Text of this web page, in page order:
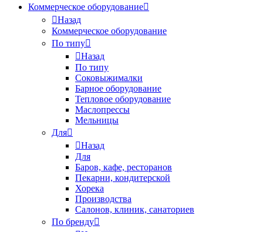
Коммерческое оборудование
Назад
Коммерческое оборудование
По типу
Назад
По типу
Соковыжималки
Барное оборудование
Тепловое оборудование
Маслопрессы
Мельницы
Для
Назад
Для
Баров, кафе, ресторанов
Пекарни, кондитерской
Хорека
Производства
Салонов, клиник, санаториев
По бренду